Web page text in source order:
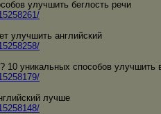
улучшить беглость речи
улучшить английский
10 уникальных способов улучшить
лучше